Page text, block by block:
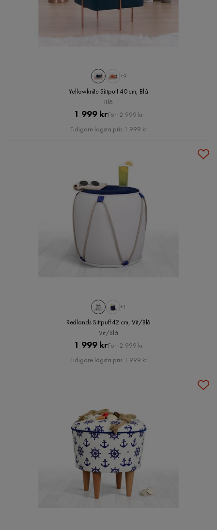
+9
Yellowknife Sittpuff 40 cm, Blå
Blå
Pris
1 999 krOriginal
Pris
Förr 2 999 kr
Tidigare lägsta pris 1 999 kr
+1
Redlands Sittpuff 42 cm, Vit/Blå
Vit/Blå
Pris
1 999 krOriginal
Pris
Förr 2 999 kr
Tidigare lägsta pris 1 999 kr